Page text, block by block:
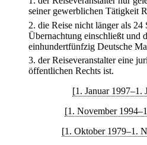
seiner gewerblichen Tätigkeit
2. die Reise nicht länger als 24
Übernachtung einschließt und
einhundertfünfzig Deutsche
3. der Reiseveranstalter eine
öffentlichen Rechts ist.
[1. Januar 1997–1.
[1. November
[1. Oktober 1979–1.